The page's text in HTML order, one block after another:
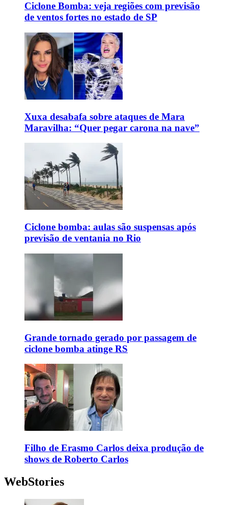
Ciclone Bomba: veja regiões com previsão
de ventos fortes no estado de SP
Xuxa desabafa sobre ataques de Mara
Maravilha: “Quer pegar carona na nave”
Ciclone bomba: aulas são suspensas após
previsão de ventania no Rio
Grande tornado gerado por passagem de
ciclone bomba atinge RS
Filho de Erasmo Carlos deixa produção de
shows de Roberto Carlos
WebStories